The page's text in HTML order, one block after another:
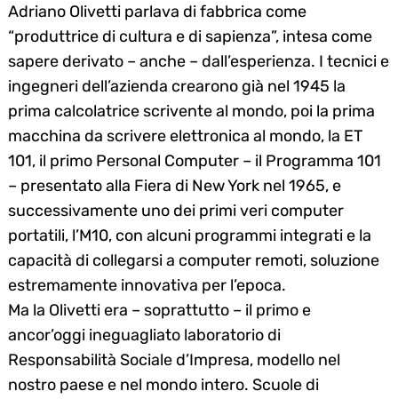
Adriano Olivetti parlava di fabbrica come
“produttrice di cultura e di sapienza”, intesa come
sapere derivato – anche – dall’esperienza. I tecnici e
ingegneri dell’azienda crearono già nel 1945 la
prima calcolatrice scrivente al mondo, poi la prima
macchina da scrivere elettronica al mondo, la ET
101, il primo Personal Computer – il Programma 101
– presentato alla Fiera di New York nel 1965, e
successivamente uno dei primi veri computer
portatili, l’M10, con alcuni programmi integrati e la
capacità di collegarsi a computer remoti, soluzione
estremamente innovativa per l’epoca.
Ma la Olivetti era – soprattutto – il primo e
ancor’oggi ineguagliato laboratorio di
Responsabilità Sociale d’Impresa, modello nel
nostro paese e nel mondo intero. Scuole di